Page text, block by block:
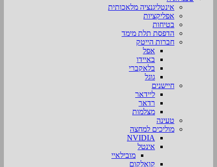
אינטליגנציה מלאכותית
אפליקציות
בטיחות
הדפסת תלת מימד
חברות הייטק
אפל
באיידו
בלאקברי
גוגל
חיישנים
ליידאר
רדאר
מצלמות
טעינה
מוליכים למחצה
NVIDIA
אינטל
מובילאיי
קואלקום